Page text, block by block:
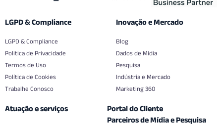
LGPD & Compliance
LGPD & Compliance
Politica de Privacidade
Termos de Uso
Política de Cookies
Trabalhe Conosco
Inovação e Mercado
Blog
Dados de Mídia
Pesquisa
Indústria e Mercado
Marketing 360
Atuação e serviços
Portal do Cliente
Parceiros de Mídia e Pesquisa